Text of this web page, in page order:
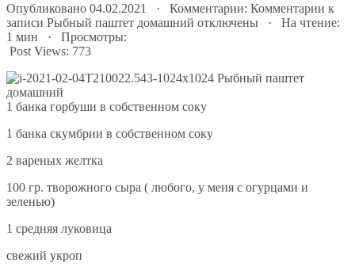
Опубликовано 04.02.2021 · Комментарии: Комментарии к
записи Рыбный паштет домашний отключены · На чтение:
1 мин · Просмотры:
Post Views: 773
1 банка горбуши в собственном соку
1 банка скумбрии в собственном соку
2 вареных желтка
100 гр. творожного сыра ( любого, у меня с огурцами и
зеленью)
1 средняя луковица
свежий укроп